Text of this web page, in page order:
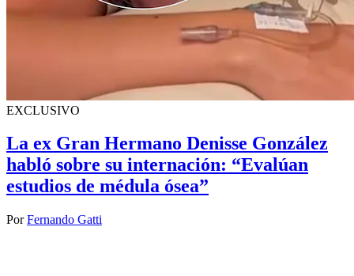
EXCLUSIVO
La ex Gran Hermano Denisse González
habló sobre su internación: “Evalúan
estudios de médula ósea”
PorFernando Gatti